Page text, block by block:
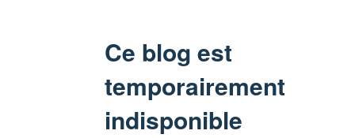
Ce blog est
temporairement
indisponible